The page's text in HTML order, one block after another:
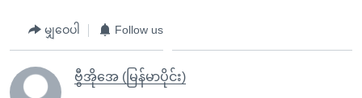
မျှဝေပါ Follow us
ဗွီအိုအေ (မြန်မာပိုင်း)